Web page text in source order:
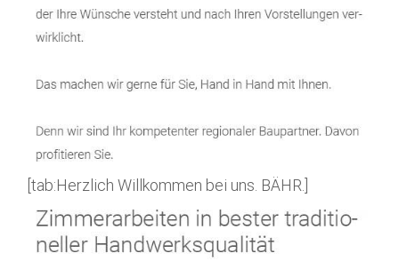
[tab:Herzlich Willkommen bei uns. BÄHR.]